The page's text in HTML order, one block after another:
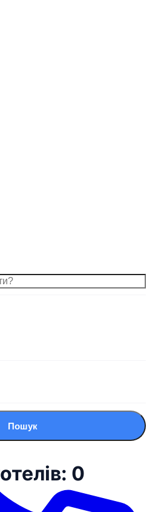
Пошук
0